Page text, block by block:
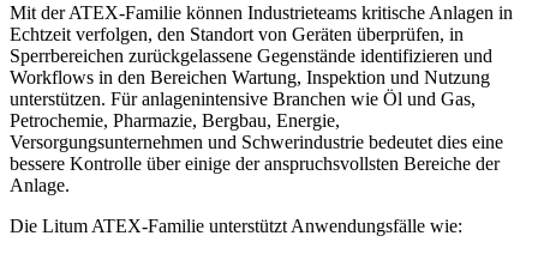
Mit der ATEX-Familie können Industrieteams kritische Anlagen in
Echtzeit verfolgen, den Standort von Geräten überprüfen, in
Sperrbereichen zurückgelassene Gegenstände identifizieren und
Workflows in den Bereichen Wartung, Inspektion und Nutzung
unterstützen. Für anlagenintensive Branchen wie Öl und Gas,
Petrochemie, Pharmazie, Bergbau, Energie,
Versorgungsunternehmen und Schwerindustrie bedeutet dies eine
bessere Kontrolle über einige der anspruchsvollsten Bereiche der
Anlage.
Die Litum ATEX-Familie unterstützt Anwendungsfälle wie: